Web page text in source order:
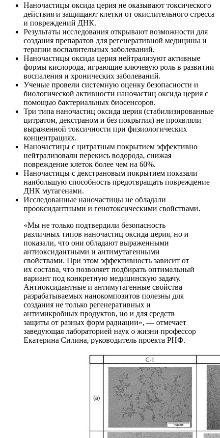
Наночастицы оксида церия не оказывают токсического
действия и защищают клетки от окислительного стресса
и повреждений ДНК.
Результаты исследования открывают возможности для
создания препаратов для регенеративной медицины и
терапии воспалительных заболеваний.
Наночастицы оксида церия нейтрализуют активные
формы кислорода, играющие ключевую роль в развитии
воспаления и хронических заболеваний.
Ученые провели системную оценку безопасности и
биологической активности наночастиц оксида церия с
помощью бактериальных биосенсоров.
Три типа наночастиц оксида церия (стабилизированные
цитратом, декстраном и без покрытия) не проявляли
выраженной токсичности при физиологических
концентрациях.
Наночастицы с цитратным покрытием эффективно
нейтрализовали перекись водорода, снижая
повреждение клеток более чем на 60%.
Наночастицы с декстрановым покрытием показали
наибольшую способность предотвращать повреждение
ДНК мутагенами.
Исследованные наночастицы не обладали
прооксидантными и генотоксическими свойствами.
«Мы не только подтвердили безопасность
различных типов наночастиц оксида церия, но и
показали, что они обладают выраженными
антиоксидантными и антимутагенными
свойствами. При этом эффективность зависит от
их состава, что позволяет подбирать оптимальный
вариант под конкретную медицинскую задачу.
Антиоксидантные и антимутагенные свойства
разрабатываемых нанокомпозитов полезны для
создания не только регенеративных и
антимикробных продуктов, но и для средств
защиты от разных форм радиации», — отмечает
заведующая лабораторией наук о жизни профессор
Екатерина Силина, руководитель проекта РНФ.